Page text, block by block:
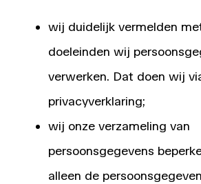
wij duidelijk vermelden
doeleinden wij
verwerken. Dat doen wij
privacyverklaring;
wij onze verzameling van
persoonsgegevens
alleen de